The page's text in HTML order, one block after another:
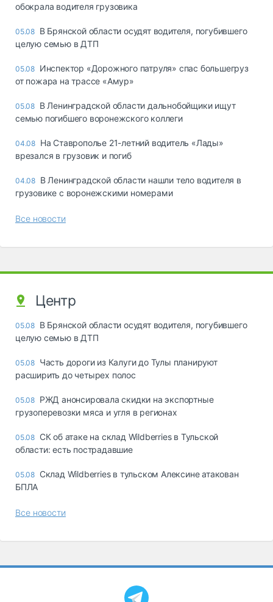
обокрала водителя грузовика
05.08 В Брянской области осудят водителя, погубившего
целую семью в ДТП
05.08 Инспектор «Дорожного патруля» спас большегруз
от пожара на трассе «Амур»
05.08 В Ленинградской области дальнобойщики ищут
семью погибшего воронежского коллеги
04.08 На Ставрополье 21-летний водитель «Лады»
врезался в грузовик и погиб
04.08 В Ленинградской области нашли тело водителя в
грузовике с воронежскими номерами
Все новости
Центр
05.08 В Брянской области осудят водителя, погубившего
целую семью в ДТП
05.08 Часть дороги из Калуги до Тулы планируют
расширить до четырех полос
05.08 РЖД анонсировала скидки на экспортные
грузоперевозки мяса и угля в регионах
05.08 СК об атаке на склад Wildberries в Тульской
области: есть пострадавшие
05.08 Склад Wildberries в тульском Алексине атакован
БПЛА
Все новости